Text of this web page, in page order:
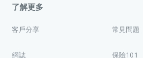
了解更多
客戶分享 常見問題
網誌 保險101